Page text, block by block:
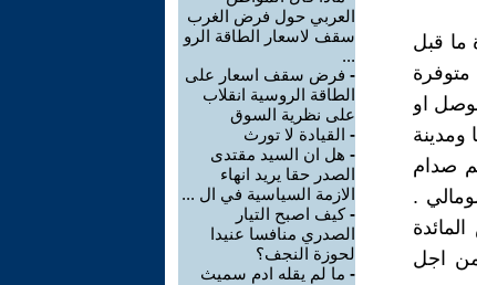
ما قبل
او
ومدينة
صدام
.
من اجل
العربي حول فرض الغرب
سقف لاسعار الطاقة الرو
...
- فرض سقف اسعار على
الطاقة الروسية انقلاب
على نظرية السوق
- القيادة لا تورث
- هل ان السيد مقتدى
الصدر حقا يريد انهاء
الازمة السياسية في ال ...
-كيف اصبح التيار
الصدري منافسا عنيدا
لحوزة النجف؟
- ما لم يقله ادم سميث